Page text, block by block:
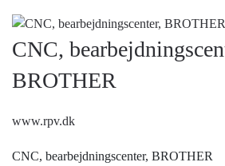
CNC,
BROTHER
www.rpv.dk
CNC, bearbejdningscenter, BROTHER